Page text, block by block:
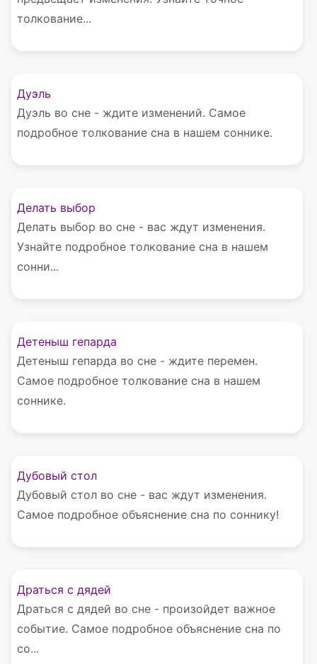
толкование...
Дуэль
Дуэль во сне - ждите изменений. Самое
подробное толкование сна в нашем соннике.
Делать выбор
Делать выбор во сне - вас ждут изменения.
Узнайте подробное толкование сна в нашем
сонни...
Детеныш гепарда
Детеныш гепарда во сне - ждите перемен.
Самое подробное толкование сна в нашем
соннике.
Дубовый стол
Дубовый стол во сне - вас ждут изменения.
Самое подробное объяснение сна по соннику!
Драться с дядей
Драться с дядей во сне - произойдет важное
событие. Самое подробное объяснение сна по
со...